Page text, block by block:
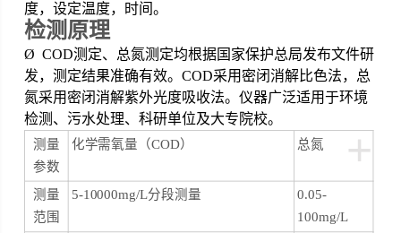
度，设定温度，时间。
检测原理
ØCOD测定、总氮测定均根据国家保护总局发布文件研
发，测定结果准确有效。COD采用密闭消解比色法，总
氮采用密闭消解紫外光度吸收法。仪器广泛适用于环境
检测、污水处理、科研单位及大专院校。
+
测量
参数
化学需氧量（COD） 总氮
测量
范围
5-10000mg/L分段测量 0.05-
100mg/L